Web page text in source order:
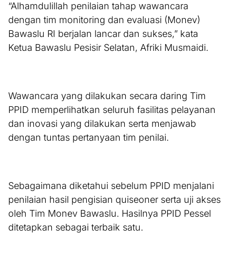
“Alhamdulillah penilaian tahap wawancara
dengan tim monitoring dan evaluasi (Monev)
Bawaslu RI berjalan lancar dan sukses,” kata
Ketua Bawaslu Pesisir Selatan, Afriki Musmaidi.
Wawancara yang dilakukan secara daring Tim
PPID memperlihatkan seluruh fasilitas pelayanan
dan inovasi yang dilakukan serta menjawab
dengan tuntas pertanyaan tim penilai.
Sebagaimana diketahui sebelum PPID menjalani
penilaian hasil pengisian quiseoner serta uji akses
oleh Tim Monev Bawaslu. Hasilnya PPID Pessel
ditetapkan sebagai terbaik satu.